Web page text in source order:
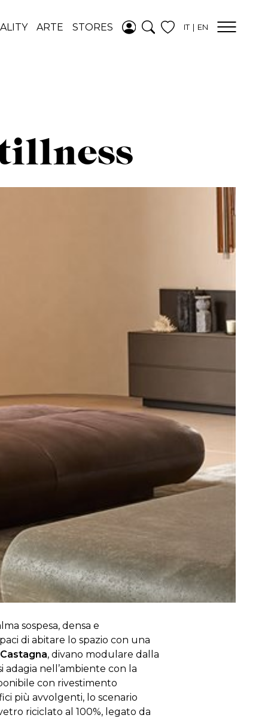
AGGIUNTO ALLA
WISHLIST
ARTE STORES IT EN
sospesa, densa e
di abitare lo spazio con una
, divano modulare dalla
nell’ambiente con la
con rivestimento
più avvolgenti, lo scenario
riciclato al 100%, legato da